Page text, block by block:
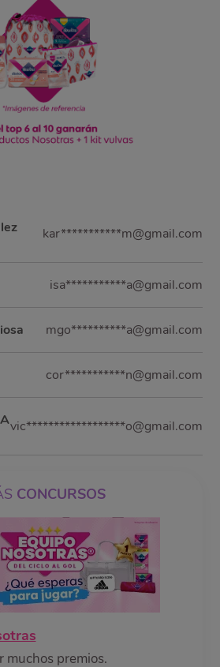
CONCURSOS
muchos premios.
kar***********m@gmail.com
isa***********a@gmail.com
mgo**********a@gmail.com
cor***********n@gmail.com
vic******************o@gmail.com